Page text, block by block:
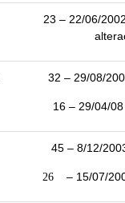
23 – 22/06/
32 – 29/08/
16 – 29/04/
45 – 8/12/
26 – 15/07/